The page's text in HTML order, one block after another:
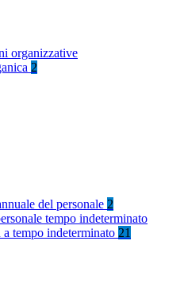
organizzative
2
del personale 2
tempo indeterminato
a tempo indeterminato 21